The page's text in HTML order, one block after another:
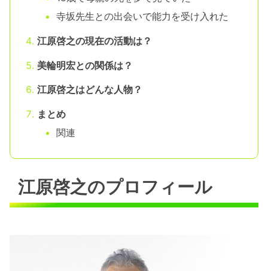
寺坂先生との出会いで能力を受け入れた
江原啓之の現在の活動は？
美輪明宏との関係は？
江原啓之はどんな人物？
まとめ
関連
江原啓之のプロフィール